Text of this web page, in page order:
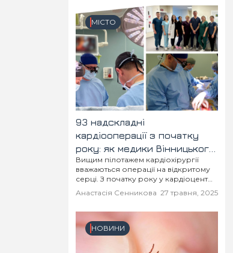
МІСТО
93 надскладні
кардіооперації з початку
року: як медики Вінницького
регіонального кардіоцентру
оперують на відкритому
серці та рятують життя
Вищим пілотажем кардіохірургії
вважаються операції на відкритому
серці. З початку року у кардіоцентрі
провели 93 таких втручання.
Анастасія Сенникова 27 травня, 2025
НОВИНИ